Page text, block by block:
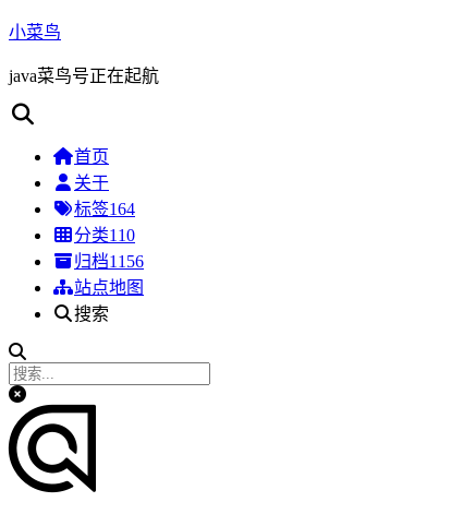
小菜鸟
java菜鸟号正在起航
首页
关于
标签164
分类110
归档1156
站点地图
搜索